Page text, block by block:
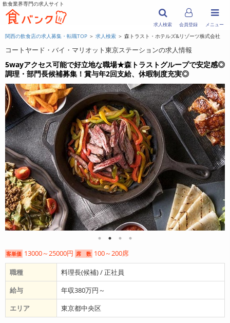
飲食業界専門の求人サイト
メニュー
求人検索 会員登録
関西の飲食店の求人募集・転職TOP ＞ 求人検索 ＞ 森トラスト・ホテルズ&リゾーツ株式会社
コートヤード・バイ・マリオット東京ステーションの求人情報
5wayアクセス可能で好立地な職場★森トラストグループで安定感◎
調理・部門長候補募集！賞与年2回支給、休暇制度充実◎
客単価 13000～25000円 席 数 100～200席
職種
料理長(候補) / 正社員
給与
年収380万円～
エリア
東京都中央区